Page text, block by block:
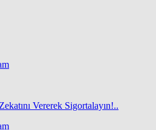
Vererek Sigortalayın!..